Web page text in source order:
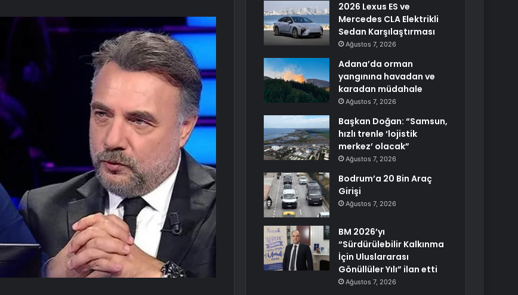
2026 Lexus ES ve
Mercedes CLA Elektrikli
Sedan Karşılaştırması
Ağustos 7, 2026
Adana’da orman
yangınına havadan ve
karadan müdahale
Ağustos 7, 2026
Başkan Doğan: “Samsun,
hızlı trenle ‘lojistik
merkez’ olacak”
Ağustos 7, 2026
Bodrum’a 20 Bin Araç
Girişi
Ağustos 7, 2026
BM 2026’yı
“Sürdürülebilir Kalkınma
İçin Uluslararası
Gönüllüler Yılı” ilan etti
Ağustos 7, 2026